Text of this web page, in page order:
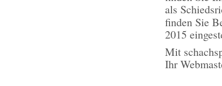
als
finden Sie
2015
Mit
Ihr